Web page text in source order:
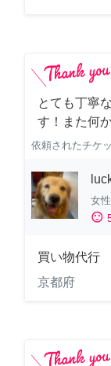
とても丁寧
す！また何
依頼されたチケ
女性
sentiment_satisfied
買い物代行
京都府